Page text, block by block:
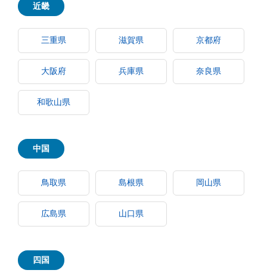
近畿
三重県 滋賀県 京都府
大阪府 兵庫県 奈良県
和歌山県
中国
鳥取県 島根県 岡山県
広島県 山口県
四国